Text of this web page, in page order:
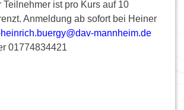
Teilnehmer ist pro Kurs auf 10
Anmeldung ab sofort bei Heiner
ed.mi
ehnna
m-vad
@ygre
ub.hc
irnie
01774834421